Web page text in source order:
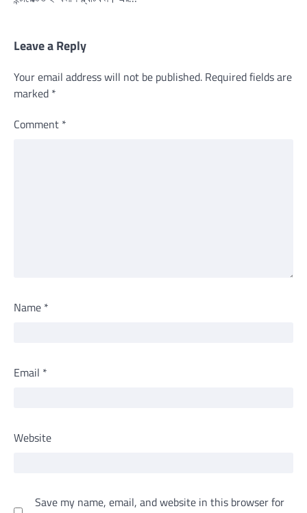
Leave a Reply
Your email address will not be published. Required fields are
marked *
Comment *
Name *
Email *
Website
Save my name, email, and website in this browser for